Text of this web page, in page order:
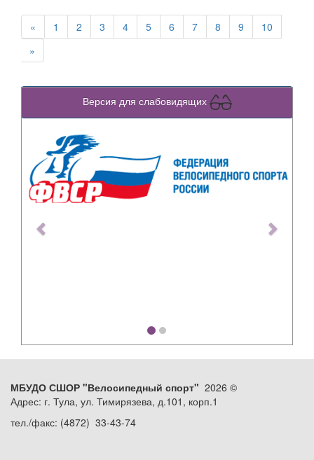
« 1 2 3 4 5 6 7 8 9
10
»
Версия для слабовидящих
Previous
МБУДО СШОР "Велосипедный спорт" 2026 ©
Адрес: г. Тула, ул. Тимирязева, д.101, корп.1
тел./факс: (4872) 33-43-74